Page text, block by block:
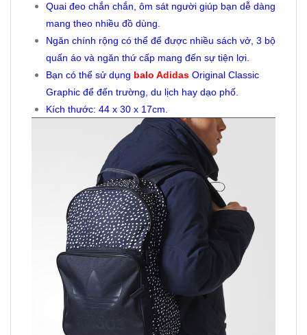
Quai đeo chắn chắn, ôm sát người giúp bạn dễ dàng
mang theo nhiều đồ dùng.
Ngăn chính rộng có thể để được nhiều sách vở, 3 bộ
quấn áo và ngăn thứ cấp mang đến sự tiện lợi.
Bạn có thể sử dụng balo AdidasOriginal Classic
Graphic để đến trường, du lịch hay dạo phố.
Kích thước: 44 x 30 x 17cm.